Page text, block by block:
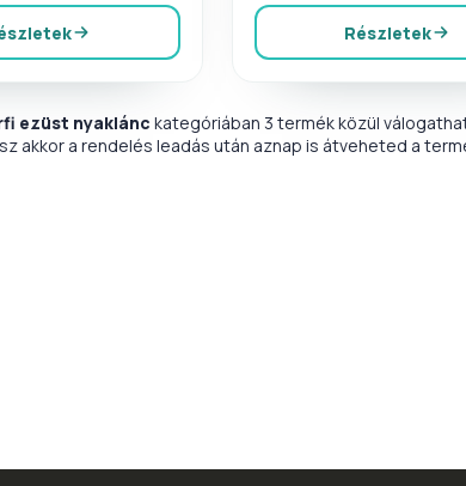
Részletek
ezüst nyaklánc kategóriában 3 termék közül
akkor a rendelés leadás után aznap is átveheted a